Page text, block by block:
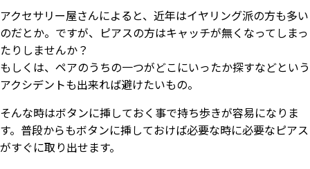
アクセサリー屋さんによると、近年はイヤリング派の方も多い
のだとか。ですが、ピアスの方はキャッチが無くなってしまっ
たりしませんか？
もしくは、ペアのうちの一つがどこにいったか探すなどという
アクシデントも出来れば避けたいもの。
そんな時はボタンに挿しておく事で持ち歩きが容易になりま
す。普段からもボタンに挿しておけば必要な時に必要なピアス
がすぐに取り出せます。